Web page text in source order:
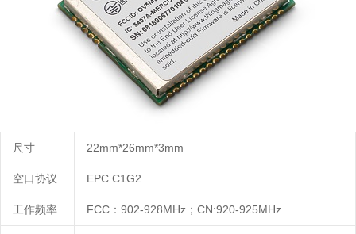
尺寸 22mm*26mm*3mm
空口协议 EPC C1G2
工作频率 FCC ： 902-928MHz ； CN:920-925MHz